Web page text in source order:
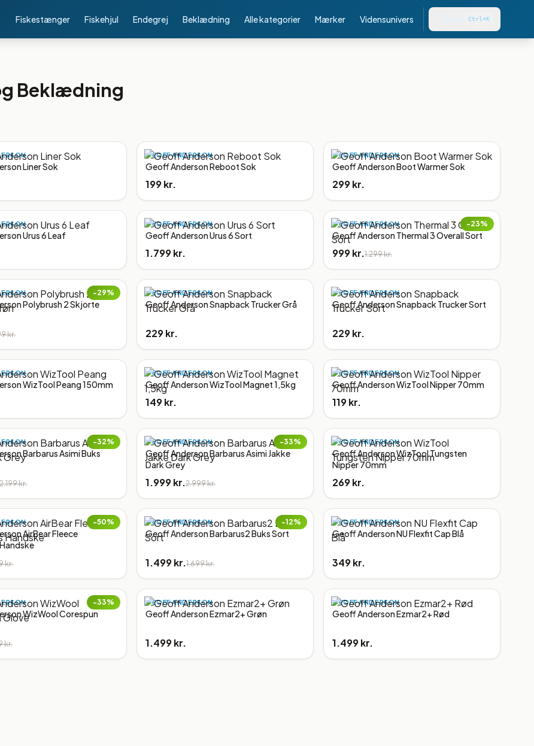
Fiskestænger Fiskehjul Endegrej Beklædning Alle kategorier Mærker Vidensunivers Ctrl+K
Beklædning
Liner Sok
GEOFF ANDERSON
Geoff Anderson Reboot Sok
199 kr.
GEOFF ANDERSON
Geoff Anderson Boot Warmer Sok
299 kr.
Urus 6 Leaf
GEOFF ANDERSON
Geoff Anderson Urus 6 Sort
1.799 kr.
−23%
GEOFF ANDERSON
Geoff Anderson Thermal 3 Overall Sort
999 kr.1.299 kr.
−29%
Polybrush 2 Skjorte
kr.
GEOFF ANDERSON
Geoff Anderson Snapback Trucker Grå
229 kr.
GEOFF ANDERSON
Geoff Anderson Snapback Trucker Sort
229 kr.
WizTool Peang 150mm
GEOFF ANDERSON
Geoff Anderson WizTool Magnet 1,5kg
149 kr.
GEOFF ANDERSON
Geoff Anderson WizTool Nipper 70mm
119 kr.
−32%
Barbarus Asimi Buks
2.199 kr.
−33%
GEOFF ANDERSON
Geoff Anderson Barbarus Asimi Jakke
Dark Grey
1.999 kr.2.999 kr.
GEOFF ANDERSON
Geoff Anderson WizTool Tungsten
Nipper 70mm
269 kr.
−50%
AirBear Fleece
kr.
−12%
GEOFF ANDERSON
Geoff Anderson Barbarus2 Buks Sort
1.499 kr.1.699 kr.
GEOFF ANDERSON
Geoff Anderson NU Flexfit Cap Blå
349 kr.
−33%
WizWool Corespun
kr.
GEOFF ANDERSON
Geoff Anderson Ezmar2+ Grøn
1.499 kr.
GEOFF ANDERSON
Geoff Anderson Ezmar2+ Rød
1.499 kr.